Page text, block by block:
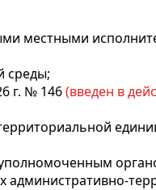
местными
среды;
г. № 146(введен в